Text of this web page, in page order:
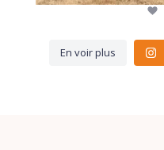
En voir plus